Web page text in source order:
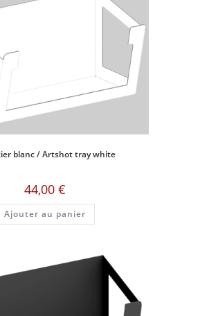
blanc / Artshot tray white
44,00 €
Ajouter au panier